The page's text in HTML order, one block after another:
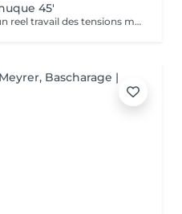
45'
Massage enveloppant ou il y a un reel travail des tensions musculaires. axé sur le dos mais avec un reel benefice pour la nuque et les épaules.